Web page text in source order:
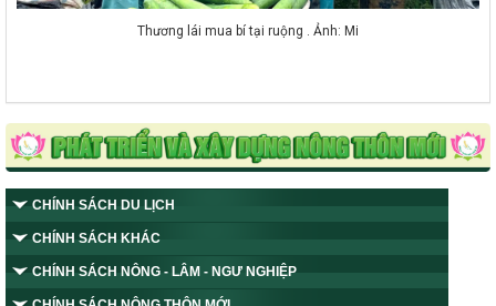
Thương lái mua bí tại ruộng . Ảnh: Mi
CHÍNH SÁCH DU LỊCH
CHÍNH SÁCH KHÁC
CHÍNH SÁCH NÔNG - LÂM - NGƯ NGHIỆP